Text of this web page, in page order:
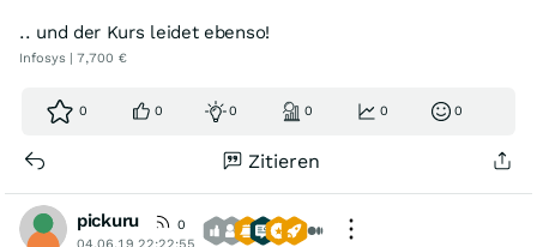
.. und der Kurs leidet ebenso!
Infosys | 7,700 €
0 0 0 0 0 0
Zitieren
pickuru
0
04.06.19 22:22:55